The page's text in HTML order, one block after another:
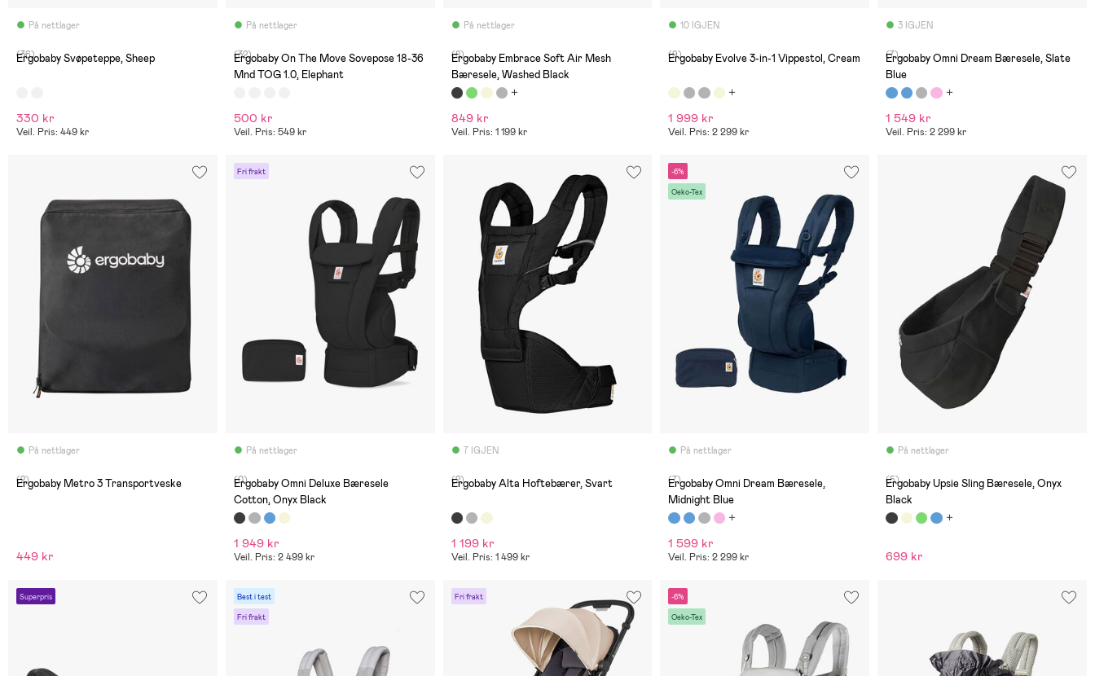
På nettlager
(36)
Ergobaby Svøpeteppe, Sheep
330 kr
Veil. Pris: 449 kr
På nettlager
(32)
Ergobaby On The Move Sovepose 18-36
Mnd TOG 1.0, Elephant
500 kr
Veil. Pris: 549 kr
På nettlager
(8)
Ergobaby Embrace Soft Air Mesh
Bæresele, Washed Black
849 kr
Veil. Pris: 1 199 kr
10 IGJEN
(9)
Ergobaby Evolve 3-in-1 Vippestol, Cream
1 999 kr
Veil. Pris: 2 299 kr
3 IGJEN
(7)
Ergobaby Omni Dream Bæresele, Slate
Blue
1 549 kr
Veil. Pris: 2 299 kr
På nettlager
(2)
Ergobaby Metro 3 Transportveske
449 kr
Fri frakt
På nettlager
(0)
Ergobaby Omni Deluxe Bæresele
Cotton, Onyx Black
1 949 kr
Veil. Pris: 2 499 kr
7 IGJEN
(2)
Ergobaby Alta Hoftebærer, Svart
1 199 kr
Veil. Pris: 1 499 kr
-6%
Oeko-Tex
På nettlager
(7)
Ergobaby Omni Dream Bæresele,
Midnight Blue
1 599 kr
Veil. Pris: 2 299 kr
På nettlager
(5)
Ergobaby Upsie Sling Bæresele, Onyx
Black
699 kr
Superpris Best i test
Fri frakt
Fri frakt -6%
Oeko-Tex